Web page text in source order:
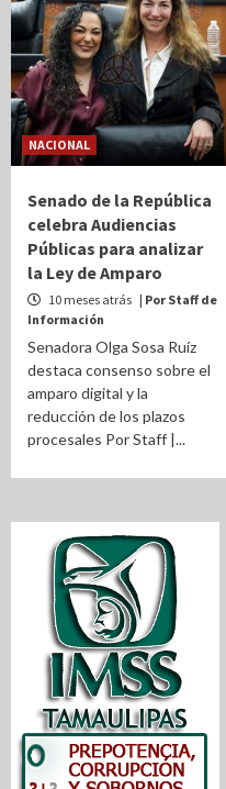
NACIONAL
Senado de la República
celebra Audiencias
Públicas para analizar
la Ley de Amparo
10 meses atrás | Por Staff de
Información
Senadora Olga Sosa Ruíz
destaca consenso sobre el
amparo digital y la
reducción de los plazos
procesales Por Staff |...